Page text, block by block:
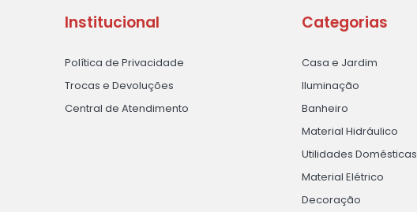
Institucional
Política de Privacidade
Trocas e Devoluções
Central de Atendimento
Categorias
Casa e Jardim
Iluminação
Banheiro
Material Hidráulico
Utilidades Domésticas
Material Elétrico
Decoração